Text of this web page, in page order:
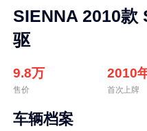
SIENNA 2010款
驱
9.8万
售价
2010
首次上牌
车辆档案